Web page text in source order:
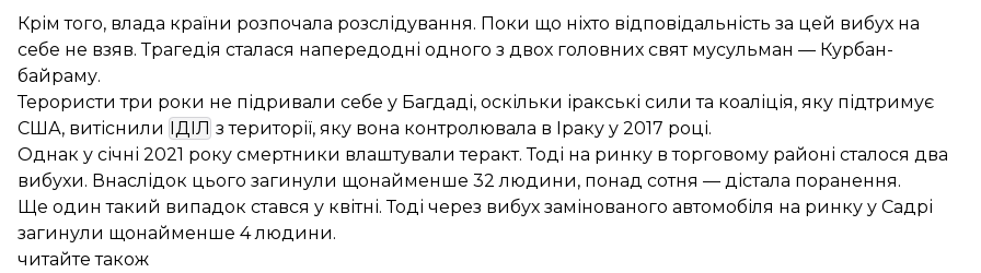
Крім того, влада країни розпочала розслідування. Поки що ніхто відповідальність за цей вибух на
себе не взяв. Трагедія сталася напередодні одного з двох головних свят мусульман — Курбан-
байраму.
Терористи три роки не підривали себе у Багдаді, оскільки іракські сили та коаліція, яку підтримує
США, витіснили ІДІЛ з території, яку вона контролювала в Іраку у 2017 році.
Однак у січні 2021 року смертники влаштували теракт. Тоді на ринку в торговому районі сталося два
вибухи. Внаслідок цього загинули щонайменше 32 людини, понад сотня — дістала поранення.
Ще один такий випадок стався у квітні. Тоді через вибух замінованого автомобіля на ринку у Садрі
загинули щонайменше 4 людини.
читайте також